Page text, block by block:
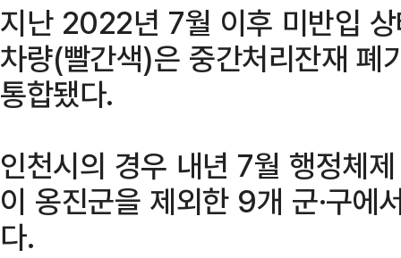
지난 2022년 7월 이후 미반입
차량(빨간색)은 중간처리잔재 폐
통합됐다.
인천시의 경우 내년 7월 행정체
이 옹진군을 제외한 9개 군·구에
다.